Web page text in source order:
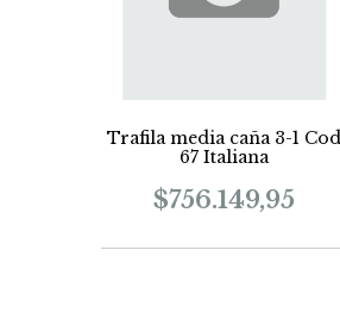
Trafila media caña 3-1 Cod
67 Italiana
$756.149,95